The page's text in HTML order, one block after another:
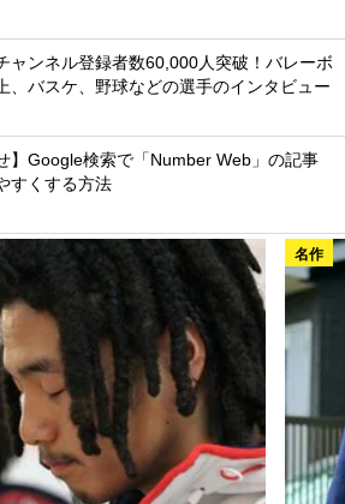
ャンネル登録者数60,000人突破！バレーボ
、バスケ、野球などの選手のインタビュー
】Google検索で「Number Web」の記事
すくする方法
名作